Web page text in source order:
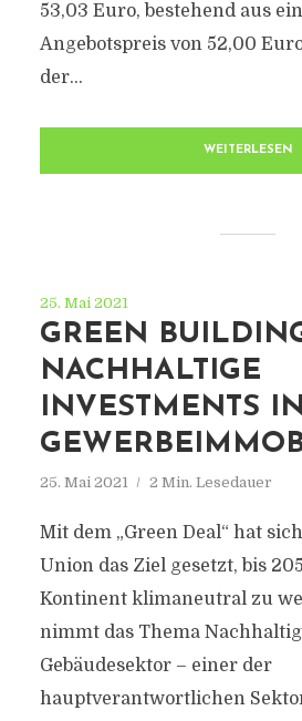
53,03 Euro, bestehend aus
Angebotspreis von 52,00
der...
WEITERLESEN
25. Mai 2021
GREEN
NACHHALTIGE
INVESTMENTS IN
25. Mai 2021 2 Min. Lesedauer
Mit dem „Green Deal“ hat
Union das Ziel gesetzt, bis
Kontinent klimaneutral zu
nimmt das Thema
Gebäudesektor – einer der
hauptverantwortlichen